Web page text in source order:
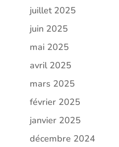
juillet 2025
juin 2025
mai 2025
avril 2025
mars 2025
février 2025
janvier 2025
décembre 2024